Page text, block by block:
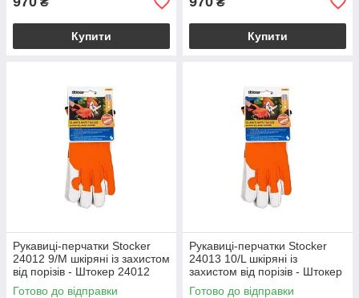
Купити Купити
Рукавиці-перчатки Stocker
24012 9/М шкіряні із захистом
від порізів - Штокер 24012
Готово до відправки
Рукавиці-перчатки Stocker
24013 10/L шкіряні із
захистом від порізів - Штокер
24013
Готово до відправки